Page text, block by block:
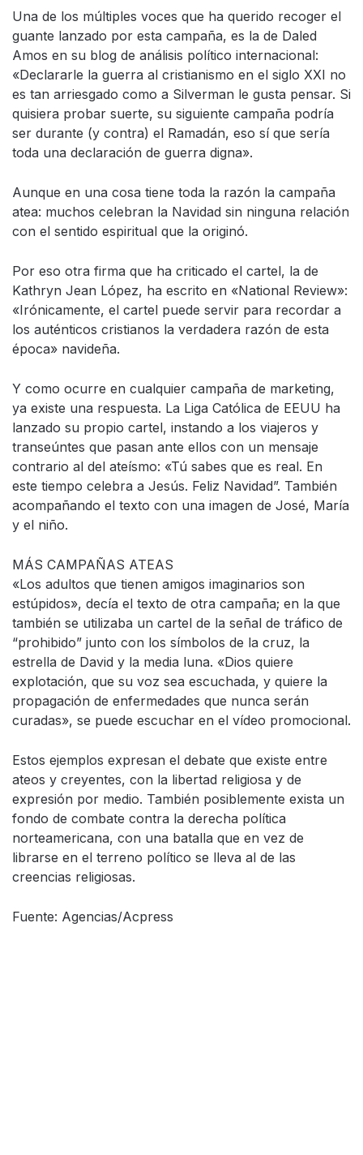
Una de los múltiples voces que ha querido recoger el
guante lanzado por esta campaña, es la de Daled
Amos en su blog de análisis político internacional:
«Declararle la guerra al cristianismo en el siglo XXI no
es tan arriesgado como a Silverman le gusta pensar. Si
quisiera probar suerte, su siguiente campaña podría
ser durante (y contra) el Ramadán, eso sí que sería
toda una declaración de guerra digna».
Aunque en una cosa tiene toda la razón la campaña
atea: muchos celebran la Navidad sin ninguna relación
con el sentido espiritual que la originó.
Por eso otra firma que ha criticado el cartel, la de
Kathryn Jean López, ha escrito en «National Review»:
«Irónicamente, el cartel puede servir para recordar a
los auténticos cristianos la verdadera razón de esta
época» navideña.
Y como ocurre en cualquier campaña de marketing,
ya existe una respuesta. La Liga Católica de EEUU ha
lanzado su propio cartel, instando a los viajeros y
transeúntes que pasan ante ellos con un mensaje
contrario al del ateísmo: «Tú sabes que es real. En
este tiempo celebra a Jesús. Feliz Navidad”. También
acompañando el texto con una imagen de José, María
y el niño.
MÁS CAMPAÑAS ATEAS
«Los adultos que tienen amigos imaginarios son
estúpidos», decía el texto de otra campaña; en la que
también se utilizaba un cartel de la señal de tráfico de
“prohibido” junto con los símbolos de la cruz, la
estrella de David y la media luna. «Dios quiere
explotación, que su voz sea escuchada, y quiere la
propagación de enfermedades que nunca serán
curadas», se puede escuchar en el vídeo promocional.
Estos ejemplos expresan el debate que existe entre
ateos y creyentes, con la libertad religiosa y de
expresión por medio. También posiblemente exista un
fondo de combate contra la derecha política
norteamericana, con una batalla que en vez de
librarse en el terreno político se lleva al de las
creencias religiosas.
Fuente: Agencias/Acpress